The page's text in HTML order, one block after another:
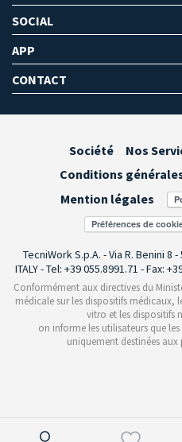
SOCIAL
APP
CONTACT
Société Nos
Conditions
Mention légales
Préférences de
TecniWork S.p.A. - Via R. Benini 8
ITALY - Tel: +39 055.8991.71 - Fax:
Conformément aux directives du
médicale sur les dispositifs médicaux,
vitro et les dispositifs
on informe les utilisateurs que
uniquement destinées aux